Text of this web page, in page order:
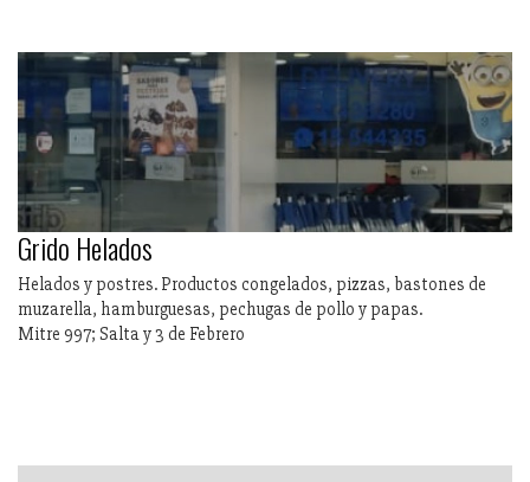
Grido Helados
Helados y postres. Productos congelados, pizzas, bastones de
muzarella, hamburguesas, pechugas de pollo y papas.
Mitre 997; Salta y 3 de Febrero